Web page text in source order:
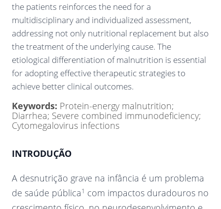
the patients reinforces the need for a
multidisciplinary and individualized assessment,
addressing not only nutritional replacement but also
the treatment of the underlying cause. The
etiological differentiation of malnutrition is essential
for adopting effective therapeutic strategies to
achieve better clinical outcomes.
Keywords: Protein-energy malnutrition;
Diarrhea; Severe combined immunodeficiency;
Cytomegalovirus infections
INTRODUÇÃO
A desnutrição grave na infância é um problema
de saúde pública1 com impactos duradouros no